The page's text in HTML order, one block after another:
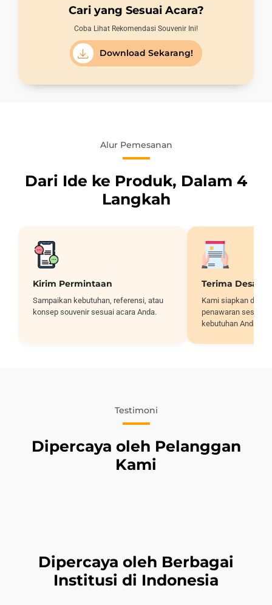
Cari yang Sesuai Acara?
Coba Lihat Rekomendasi Souvenir Ini!
Download Sekarang!
Alur Pemesanan
Dari Ide ke Produk, Dalam 4
Langkah
Kirim Permintaan
Sampaikan kebutuhan, referensi, atau
konsep souvenir sesuai acara Anda.
Terima Desain
Kami siapkan
penawaran sesuai
kebutuhan Anda.
Testimoni
Dipercaya oleh Pelanggan
Kami
Dipercaya oleh Berbagai
Institusi di Indonesia